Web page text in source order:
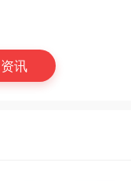
讯